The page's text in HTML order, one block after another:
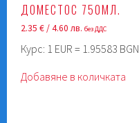
ДОМЕСТОС 750МЛ.
2.35€/ 4.60 лв.без ДДС
Курс: 1 EUR = 1.95583 BGN
Добавяне в количката